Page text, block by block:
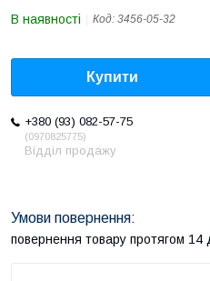
В наявності Код: 3456-05-32
Купити
+380 (93) 082-57-75
0970825775
Відділ продажу
повернення товару протягом 14